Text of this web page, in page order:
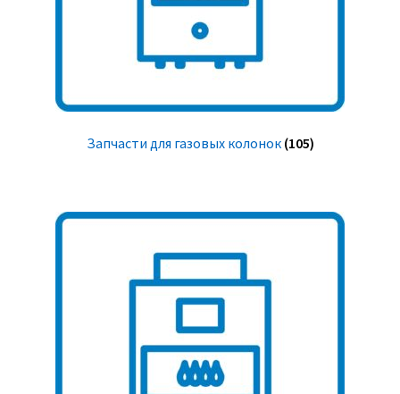
Запчасти для газовых колонок (105)